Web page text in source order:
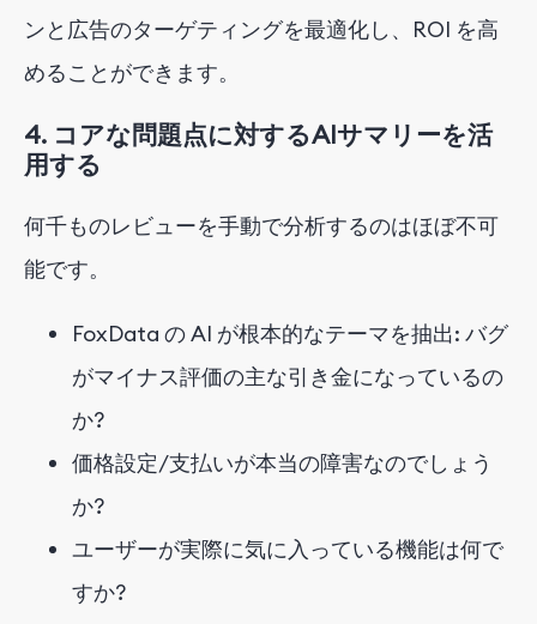
ンと広告のターゲティングを最適化し、ROI を高
めることができます。
4. コアな問題点に対するAIサマリーを活
用する
何千ものレビューを手動で分析するのはほぼ不可
能です。
FoxData の AI が根本的なテーマを抽出: バグ
がマイナス評価の主な引き金になっているの
か?
価格設定/支払いが本当の障害なのでしょう
か?
ユーザーが実際に気に入っている機能は何で
すか?